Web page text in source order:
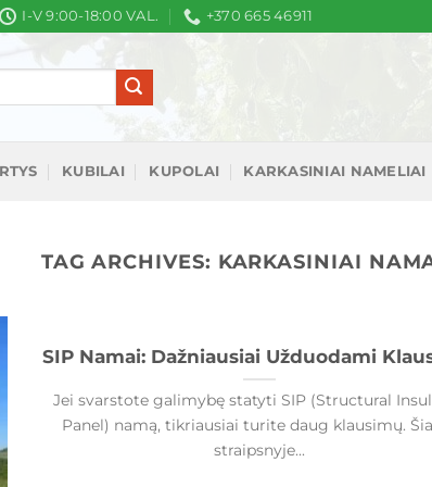
I-V 9:00-18:00 VAL. +370 665 46911
KUBILAI KUPOLAI KARKASINIAI NAMELIAI
TAG ARCHIVES: KARKASINIAI
SIP Namai: Dažniausiai Užduodami
Jei svarstote galimybę statyti SIP (Structural
Panel) namą, tikriausiai turite daug klausimų.
straipsnyje...